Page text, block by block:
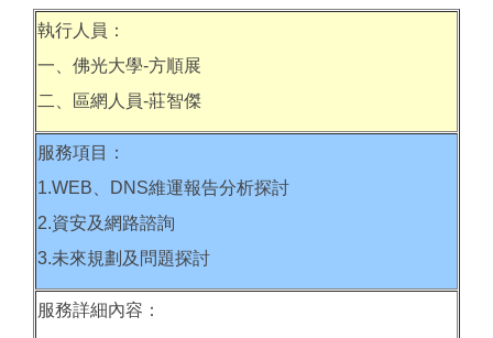
執行人員：
一、佛光大學-方順展
二、區網人員-莊智傑
服務項目：
1.WEB、DNS維運報告分析探討
2.資安及網路諮詢
3.未來規劃及問題探討
服務詳細內容：